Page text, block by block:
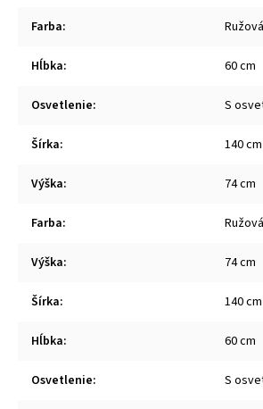
Farba: Ružová
Hĺbka: 60 cm
Osvetlenie: S
Šírka: 140 cm
Výška: 74 cm
Farba: Ružová
Výška: 74 cm
Šírka: 140 cm
Hĺbka: 60 cm
Osvetlenie: S